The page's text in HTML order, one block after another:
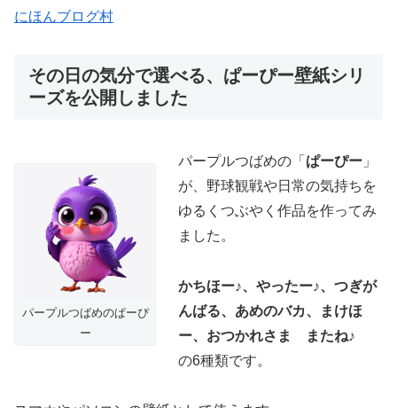
にほんブログ村
その日の気分で選べる、ぱーぴー壁紙シリ
ーズを公開しました
パープルつばめのぱーぴ
ー
パープルつばめの「 ぱーぴー 」
が、野球観戦や日常の気持ちを
ゆるくつぶやく作品を作ってみ
ました。
かちほー♪、やったー♪、つぎが
んばる、あめのバカ、まけほ
ー、おつかれさま またね♪
の6種類です。